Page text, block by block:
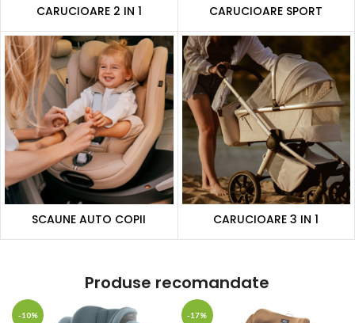
CARUCIOARE 2 IN 1 CARUCIOARE SPORT
SCAUNE AUTO COPII CARUCIOARE 3 IN 1
Produse recomandate
-10% -17%